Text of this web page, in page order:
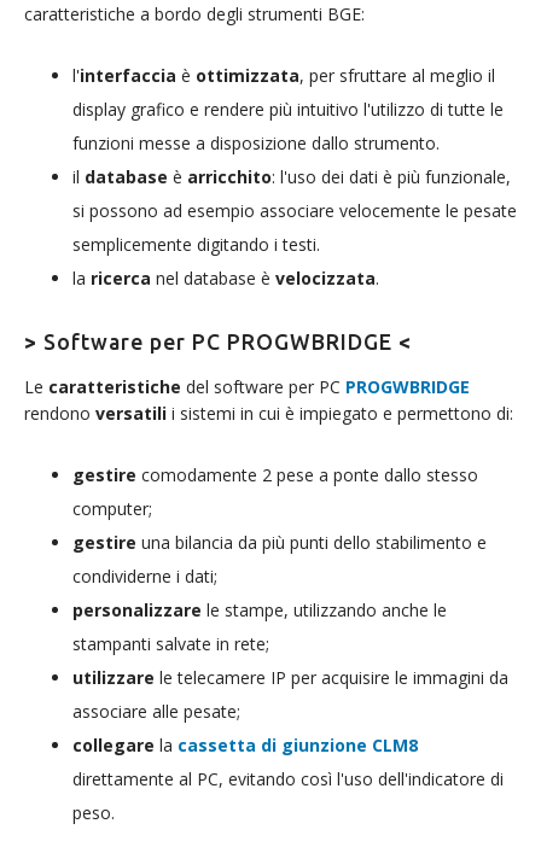
caratteristiche a bordo degli strumenti BGE:
l'interfaccia è ottimizzata, per sfruttare al meglio il
display grafico e rendere più intuitivo l'utilizzo di tutte le
funzioni messe a disposizione dallo strumento.
il database è arricchito: l'uso dei dati è più funzionale,
si possono ad esempio associare velocemente le pesate
semplicemente digitando i testi.
la ricerca nel database è velocizzata.
> Software per PC PROGWBRIDGE <
Le caratteristiche del software per PC PROGWBRIDGE
rendono versatili i sistemi in cui è impiegato e permettono di:
gestire comodamente 2 pese a ponte dallo stesso
computer;
gestire una bilancia da più punti dello stabilimento e
condividerne i dati;
personalizzare le stampe, utilizzando anche le
stampanti salvate in rete;
utilizzare le telecamere IP per acquisire le immagini da
associare alle pesate;
collegare la cassetta di giunzione CLM8
direttamente al PC, evitando così l'uso dell'indicatore di
peso.